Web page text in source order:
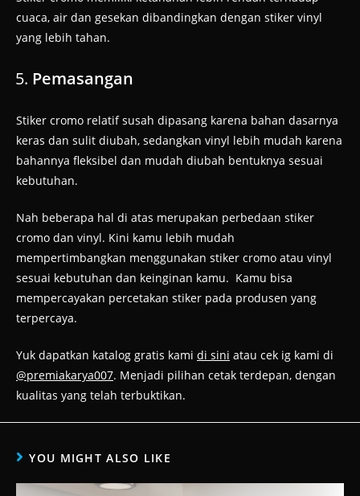
cuaca, air dan gesekan dibandingkan dengan stiker vinyl
yang lebih tahan.
Pemasangan
Stiker cromo relatif susah dipasang karena bahan dasarnya
keras dan sulit diubah, sedangkan vinyl lebih mudah karena
bahannya fleksibel dan mudah diubah bentuknya sesuai
kebutuhan.
Nah beberapa hal di atas merupakan perbedaan stiker
cromo dan vinyl. Kini kamu lebih mudah
mempertimbangkan menggunakan stiker cromo atau vinyl
sesuai kebutuhan dan keinginan kamu. Kamu bisa
mempercayakan percetakan stiker pada produsen yang
terpercaya.
Yuk dapatkan katalog gratis kami di sini atau cek ig kami di
@premiakarya007. Menjadi pilihan cetak terdepan, dengan
kualitas yang telah terbuktikan.
YOU MIGHT ALSO LIKE